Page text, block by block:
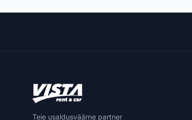
Teie usaldusväärne partner